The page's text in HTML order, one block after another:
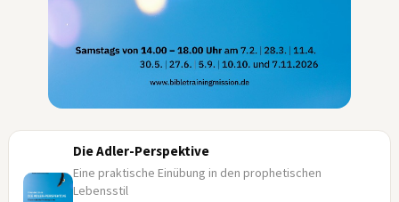
Die Adler-Perspektive
Eine praktische Einübung in den prophetischen
Lebensstil